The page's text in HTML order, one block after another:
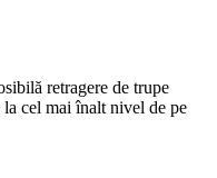
retragere de trupe
cel mai înalt nivel de pe